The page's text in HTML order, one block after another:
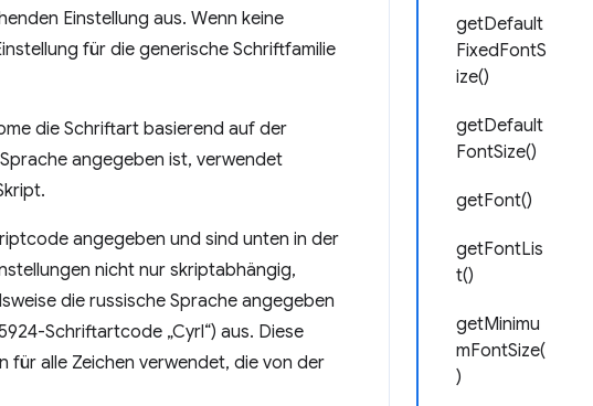
getDefault
FixedFontS
ize()
getDefault
FontSize()
getFont()
getFontLis
t()
getMinimu
mFontSize(
)
Einstellung aus. Wenn keine
für die generische Schriftfamilie
die Schriftart basierend auf der
angegeben ist, verwendet
angegeben und sind unten in der
nicht nur skriptabhängig,
die russische Sprache angegeben
Schriftartcode „Cyrl“) aus. Diese
für alle Zeichen verwendet, die von der